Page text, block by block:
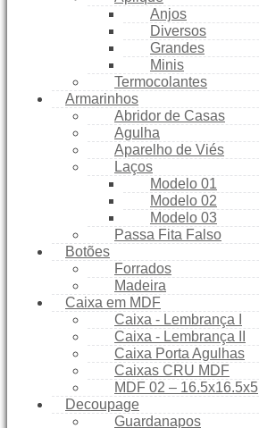
Anjos
Diversos
Grandes
Minis
Termocolantes
Armarinhos
Abridor de Casas
Agulha
Aparelho de Viés
Laços
Modelo 01
Modelo 02
Modelo 03
Passa Fita Falso
Botões
Forrados
Madeira
Caixa em MDF
Caixa - Lembrança I
Caixa - Lembrança II
Caixa Porta Agulhas
Caixas CRU MDF
MDF 02 – 16.5x16.5x5
Decoupage
Guardanapos